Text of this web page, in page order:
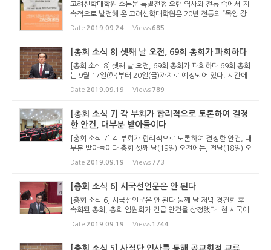
고려신학대학원 소논문 특별전형 오랜 역사와 전통 속에서 지
속적으로 발전해 온 고려신학대학원은 20년 전통의 “목양 장
학회”(이사장 한진환 목사)와 협력하여 한국교회를 이끌고 갈
미래의 목회자를 선발하기 위하여 다음과 같이 소논문 특별
Date 2019.09.24 Views 685
[총회 소식 8] 셋째 날 오전, 69회 총회가 파회하다
[총회 소식 8] 셋째 날 오전, 69회 총회가 파회하다 69회 총회
는 9월 17일(화)부터 20일(금)까지로 예정되어 있다. 시간에
딱 맞게 진행되기 어려운 점, 혹시 모를 사안을 대비하여 넉넉
잡아 넷째 날 오전까지로 계획되어 있다. 대부분은 넷째 날까
Date 2019.09.19 Views 789
[총회 소식 7] 각 부회가 합리적으로 토론하여 결정
한 안건, 대부분 받아들이다
[총회 소식 7] 각 부회가 합리적으로 토론하여 결정한 안건, 대
부분 받아들이다 총회 셋째 날(19일) 오전에는, 전날(18일) 오
후 각 부회에서 심의한 안건들에 대한 보고가 이어졌다. 각 부
회에서 충분한 토론이 있었던 안건들의 경우 별다른 이의 없이
Date 2019.09.19 Views 773
[총회 소식 6] 시국선언문은 안 된다
[총회 소식 6] 시국선언문은 안 된다 둘째 날 저녁 경건회 후
속회된 총회, 총회 임원회가 긴급 안건을 상정했다. 현 시국에
대한 선언문을 발표하게 해 달라는 안건이다. 정은석 서기는
제안설명에서 “지금 현재 국가와 사회의 많은 부분이 비성경적
Date 2019.09.19 Views 1744